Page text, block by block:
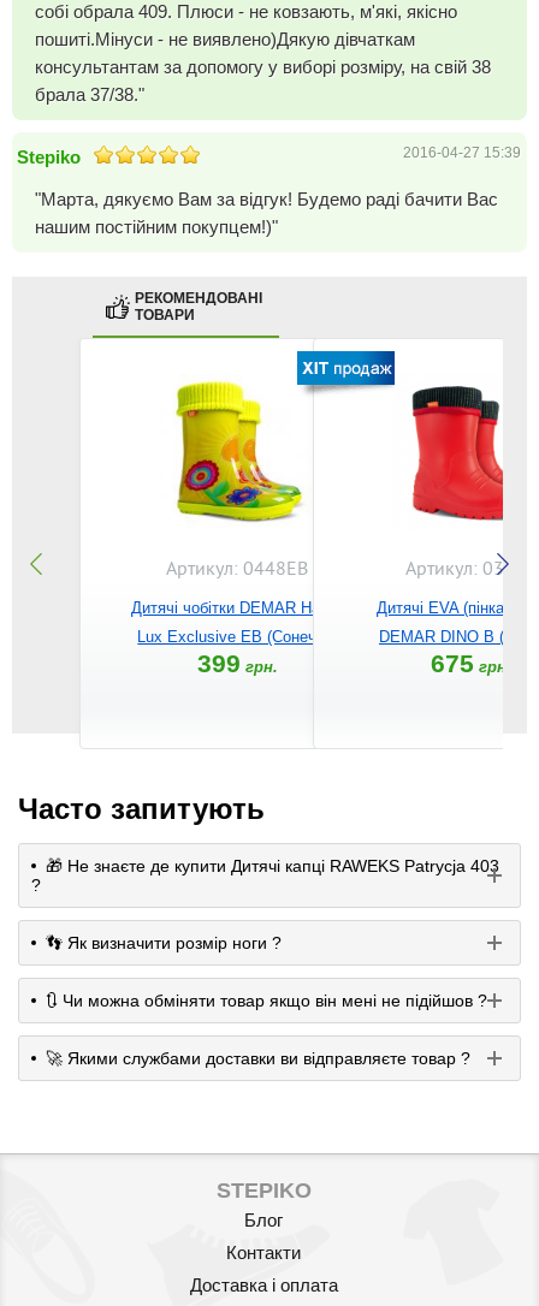
собі обрала 409. Плюси - не ковзають, м'які, якісно
пошиті.Мінуси - не виявлено)Дякую дівчаткам
консультантам за допомогу у виборі розміру, на свій 38
брала 37/38."
Stepiko 2016-04-27 15:39
"Марта, дякуємо Вам за відгук! Будемо раді бачити Вас
нашим постійним покупцем!)"
РЕКОМЕНДОВАНІ
ТОВАРИ
Артикул: 0448EB
Дитячі чобітки DEMAR Hawai
Lux Exclusive EB (Сонечко)
399 грн.
Артикул: 0310B
Дитячі EVA (пінка)
DEMAR DINO B
675 грн.
Часто запитують
🎁 Не знаєте де купити Дитячі капці RAWEKS Patrycja 403
?
👣 Як визначити розмір ноги ?
🔃 Чи можна обміняти товар якщо він мені не підійшов ?
🚀 Якими службами доставки ви відправляєте товар ?
STEPIKO
Блог
Контакти
Доставка і оплата